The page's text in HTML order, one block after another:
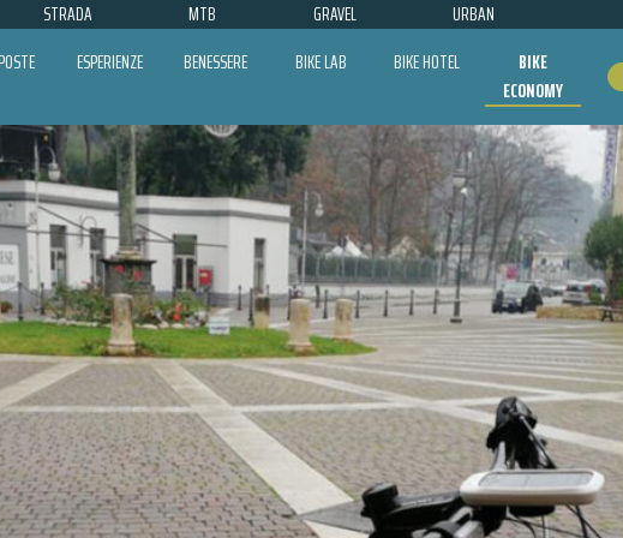
STRADA MTB GRAVEL URBAN
ESPERIENZE BENESSERE BIKE LAB BIKE HOTEL
BIKE
ECONOMY